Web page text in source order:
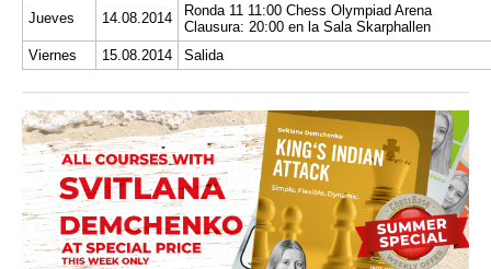
Jueves 14.08.2014
Ronda 11 11:00 Chess Olympiad Arena
Clausura: 20:00 en la Sala Skarphallen
Viernes
15.08.2014 Salida